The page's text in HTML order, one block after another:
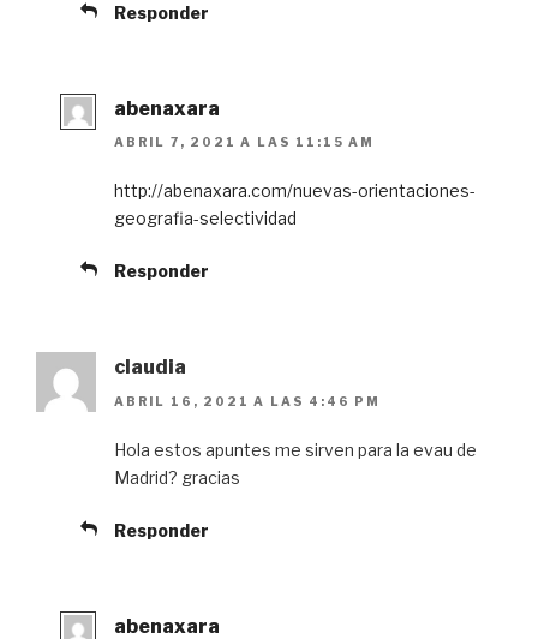
Responder
abenaxara
ABRIL 7, 2021 A LAS 11:15 AM
http://abenaxara.com/nuevas-orientaciones-
geografia-selectividad
Responder
claudia
ABRIL 16, 2021 A LAS 4:46 PM
Hola estos apuntes me sirven para la evau de
Madrid? gracias
Responder
abenaxara